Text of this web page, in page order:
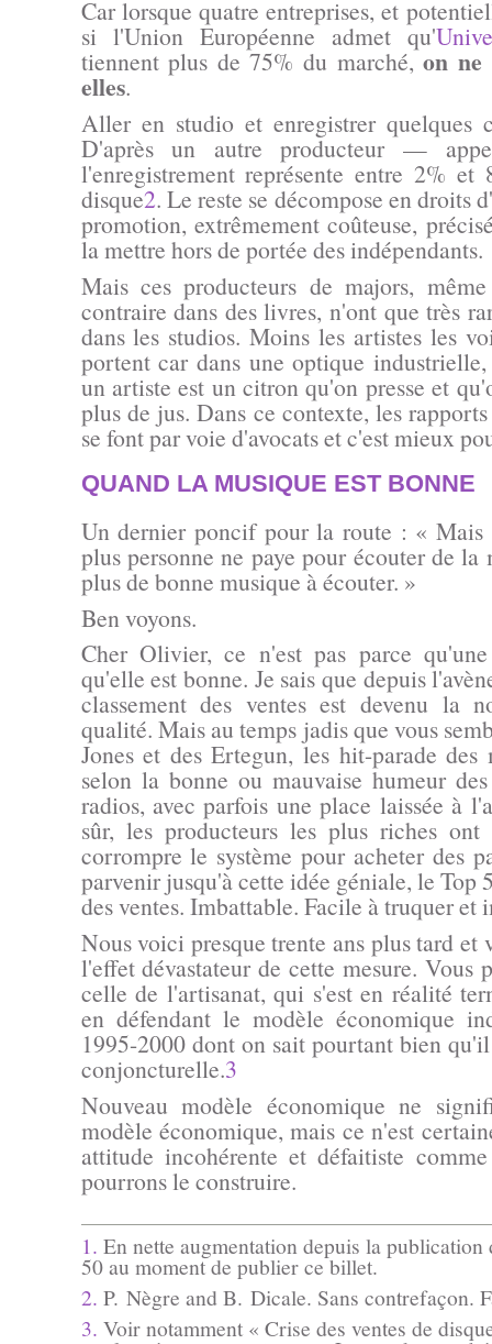
Car lorsque quatre entreprises, et
si l'Union Européenne admet qu'
tiennent plus de 75% du marché,on ne
elles.
Aller en studio et enregistrer quelques
D'après un autre producteur —
l'enregistrement représente entre 2%
disque2. Le reste se décompose en droits
promotion, extrêmement coûteuse,
la mettre hors de portée des indépendants.
Mais ces producteurs de majors,
contraire dans des livres, n'ont que très
dans les studios. Moins les artistes les
portent car dans une optique
un artiste est un citron qu'on presse et
plus de jus. Dans ce contexte, les
se font par voie d'avocats et c'est mieux
QUAND LA MUSIQUE EST BONNE
Un dernier poncif pour la route : « Mais
plus personne ne paye pour écouter de la
plus de bonne musique à écouter. »
Ben voyons.
Cher Olivier, ce n'est pas parce
qu'elle est bonne. Je sais que depuis
classement des ventes est devenu la
qualité. Mais au temps jadis que vous
Jones et des Ertegun, les hit-parade des
selon la bonne ou mauvaise humeur
radios, avec parfois une place laissée à
sûr, les producteurs les plus riches ont
corrompre le système pour acheter des
parvenir jusqu'à cette idée géniale, le Top
des ventes. Imbattable. Facile à truquer et
Nous voici presque trente ans plus tard
l'effet dévastateur de cette mesure. Vous
celle de l'artisanat, qui s'est en réalité
en défendant le modèle économique
1995-2000 dont on sait pourtant bien
conjoncturelle.3
Nouveau modèle économique ne
modèle économique, mais ce n'est
attitude incohérente et défaitiste
pourrons le construire.
1. En nette augmentation depuis la
50 au moment de publier ce billet.
2. P. Nègre and B. Dicale. Sans contrefaçon.
3. Voir notamment « Crise des ventes de